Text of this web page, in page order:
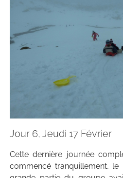
Jour 6, Jeudi 17 Février
Cette dernière journée
commencé tranquillement,